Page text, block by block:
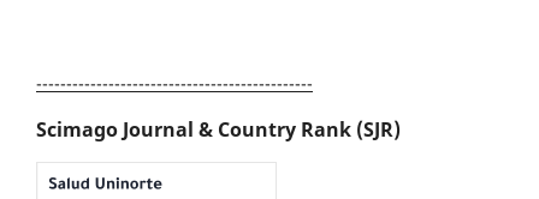
----------------------------------------------
Scimago Journal & Country Rank (SJR)